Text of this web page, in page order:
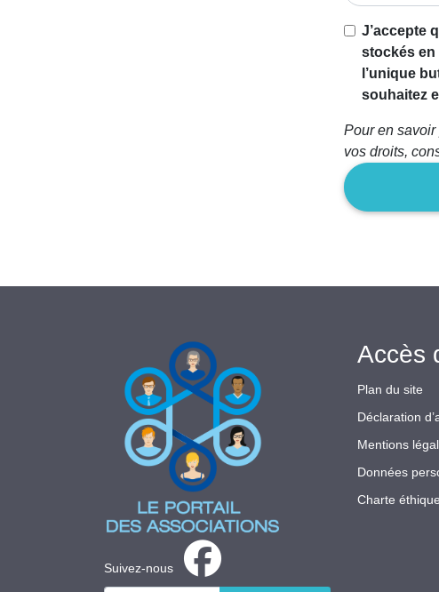
Si vous
êtes un
être
humain,
ce
champ
J’accepte
stockés en
l’unique
souhaitez
Pour en
vos droits,
Suivez-nous
Accès
Plan du site
Déclaration
Mentions
Données
Charte